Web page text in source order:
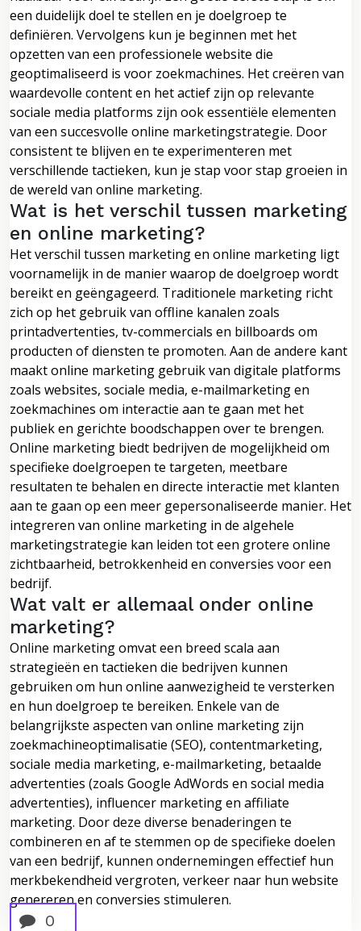
een duidelijk doel te stellen en je doelgroep te
definiëren. Vervolgens kun je beginnen met het
opzetten van een professionele website die
geoptimaliseerd is voor zoekmachines. Het creëren van
waardevolle content en het actief zijn op relevante
sociale media platforms zijn ook essentiële elementen
van een succesvolle online marketingstrategie. Door
consistent te blijven en te experimenteren met
verschillende tactieken, kun je stap voor stap groeien in
de wereld van online marketing.
Wat is het verschil tussen marketing
en online marketing?
Het verschil tussen marketing en online marketing ligt
voornamelijk in de manier waarop de doelgroep wordt
bereikt en geëngageerd. Traditionele marketing richt
zich op het gebruik van offline kanalen zoals
printadvertenties, tv-commercials en billboards om
producten of diensten te promoten. Aan de andere kant
maakt online marketing gebruik van digitale platforms
zoals websites, sociale media, e-mailmarketing en
zoekmachines om interactie aan te gaan met het
publiek en gerichte boodschappen over te brengen.
Online marketing biedt bedrijven de mogelijkheid om
specifieke doelgroepen te targeten, meetbare
resultaten te behalen en directe interactie met klanten
aan te gaan op een meer gepersonaliseerde manier. Het
integreren van online marketing in de algehele
marketingstrategie kan leiden tot een grotere online
zichtbaarheid, betrokkenheid en conversies voor een
bedrijf.
Wat valt er allemaal onder online
marketing?
Online marketing omvat een breed scala aan
strategieën en tactieken die bedrijven kunnen
gebruiken om hun online aanwezigheid te versterken
en hun doelgroep te bereiken. Enkele van de
belangrijkste aspecten van online marketing zijn
zoekmachineoptimalisatie (SEO), contentmarketing,
sociale media marketing, e-mailmarketing, betaalde
advertenties (zoals Google AdWords en social media
advertenties), influencer marketing en affiliate
marketing. Door deze diverse benaderingen te
combineren en af te stemmen op de specifieke doelen
van een bedrijf, kunnen ondernemingen effectief hun
merkbekendheid vergroten, verkeer naar hun website
genereren en conversies stimuleren.
0